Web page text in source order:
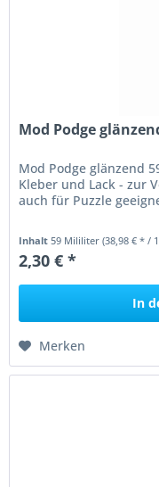
Mod Podge
Mod Podge glänzend
Kleber und Lack - zur
auch für Puzzle
Inhalt59 Mililiter(38,98 € * /
2,30 € *
In
Merken